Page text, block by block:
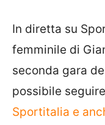
In diretta su
femminile di
seconda gara
possibile seguire
Sportitalia e